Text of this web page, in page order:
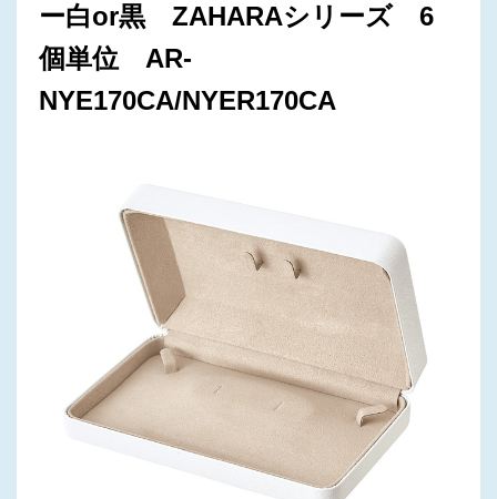
ー白or黒 ZAHARAシリーズ 6
個単位 AR-
NYE170CA/NYER170CA